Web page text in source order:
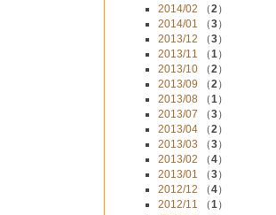
2014/02 （2）
2014/01 （3）
2013/12 （3）
2013/11 （1）
2013/10 （2）
2013/09 （2）
2013/08 （1）
2013/07 （3）
2013/04 （2）
2013/03 （3）
2013/02 （4）
2013/01 （3）
2012/12 （4）
2012/11 （1）